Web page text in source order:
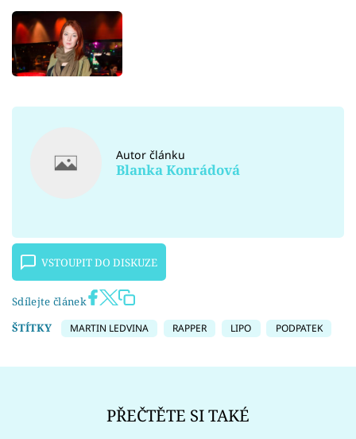
Autor článku
Blanka Konrádová
VSTOUPIT DO DISKUZE
Sdílejte článek
ŠTÍTKY
MARTIN LEDVINA RAPPER LIPO PODPATEK
PŘEČTĚTE SI TAKÉ